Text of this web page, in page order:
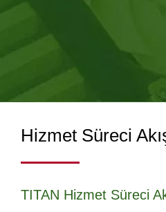
IÇIN
Hizmet Süreci
TITAN Hizmet Süreci